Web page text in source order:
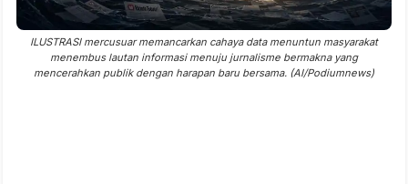
ILUSTRASI mercusuar memancarkan cahaya data menuntun masyarakat
menembus lautan informasi menuju jurnalisme bermakna yang
mencerahkan publik dengan harapan baru bersama. (AI/Podiumnews)